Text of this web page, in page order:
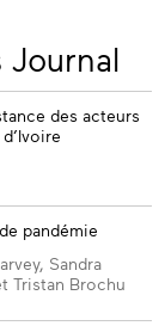
Journal
des acteurs
pandémie
Sandra
Tristan Brochu